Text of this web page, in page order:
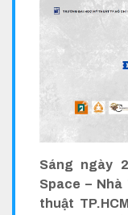
Sáng ngày
Space –
thuật